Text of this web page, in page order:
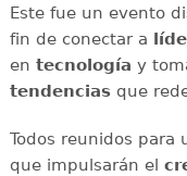
Este fue un evento
fin de conectar a
en tecnología y
tendenciasque
Todos reunidos para
que impulsarán el